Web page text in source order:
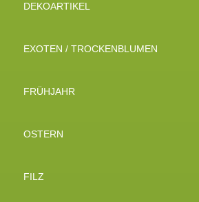
DEKOARTIKEL
EXOTEN / TROCKENBLUMEN
FRÜHJAHR
OSTERN
FILZ